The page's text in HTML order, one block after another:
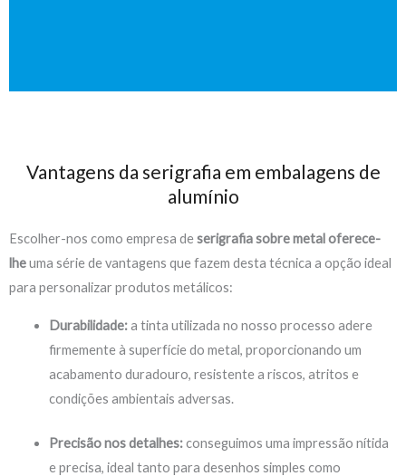
Vantagens da serigrafia em embalagens de
alumínio
Escolher-nos como empresa deserigrafiasobremetal oferece-
lheuma série de vantagens que fazem desta técnica a opção ideal
para personalizar produtos metálicos:
Durabilidade:a tinta utilizada no nosso processo adere
firmemente à superfície do metal, proporcionando um
acabamento duradouro, resistente a riscos, atritos e
condições ambientais adversas.
Precisão nos detalhes:conseguimos uma impressão nítida
e precisa, ideal tanto para desenhos simples como